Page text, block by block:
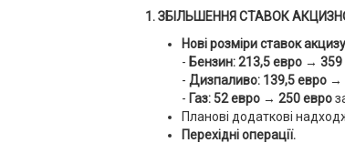
1. ЗБІЛЬШЕННЯ СТАВОК
Нові розміри ставок
- Бензин: 213,5 евро → 359
- Дизпаливо: 139,5 евро →
- Газ: 52 евро → 250 евро
Планові додаткові
Перехідні операції.